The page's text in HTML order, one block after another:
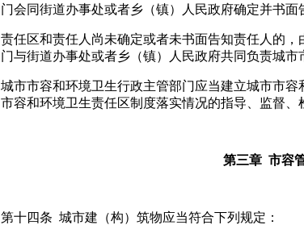
门会同街道办事处或者乡（镇）人民政府确定并书面
责任区和责任人尚未确定或者未书面告知责任人的
门与街道办事处或者乡（镇）人民政府共同负责城市
城市市容和环境卫生行政主管部门应当建立城市市
市容和环境卫生责任区制度落实情况的指导、监督、
第三章 市容
第十四条 城市建（构）筑物应当符合下列规定：